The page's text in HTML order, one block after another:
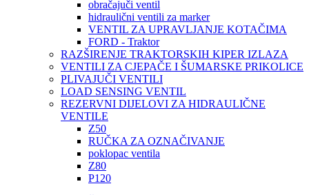
obračajuči ventil
hidraulični ventili za marker
VENTIL ZA UPRAVLJANJE KOTAČIMA
FORD - Traktor
RAZŠIRENJE TRAKTORSKIH KIPER IZLAZA
VENTILI ZA CJEPAČE I ŠUMARSKE PRIKOLICE
PLIVAJUČI VENTILI
LOAD SENSING VENTIL
REZERVNI DIJELOVI ZA HIDRAULIČNE
VENTILE
Z50
RUČKA ZA OZNAČIVANJE
poklopac ventila
Z80
P120